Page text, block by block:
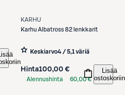
KARHU
Karhu Albatross 82 lenkkarit
Keskiarvo4 / 5,1 väriä
Hinta100,00 €
Alennushinta
60,00 €
Lisää
ostoskoriin